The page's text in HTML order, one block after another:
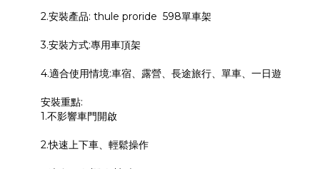
2.安裝產品: thule proride 598單車架
3.安裝方式:專用車頂架
4.適合使用情境:車宿、露營、長途旅行、單車、一日遊
安裝重點:
1.不影響車門開啟
2.快速上下車、輕鬆操作